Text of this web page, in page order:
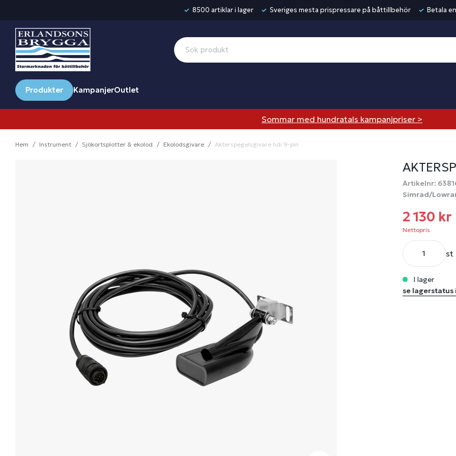
8500 artiklar i lager Sveriges mesta prispressare på båttillbehör Betala
Produkter KampanjerOutlet
Sommar med hundratals kampanjpriser >
Hem Instrument Sjökortsplotter & ekolod Ekolodsgivare Akterspegelsgivare hdi 9-pin
Artikelnr:
Simrad/
2 130 kr
Nettopris
st
i lager
se lagerstatus